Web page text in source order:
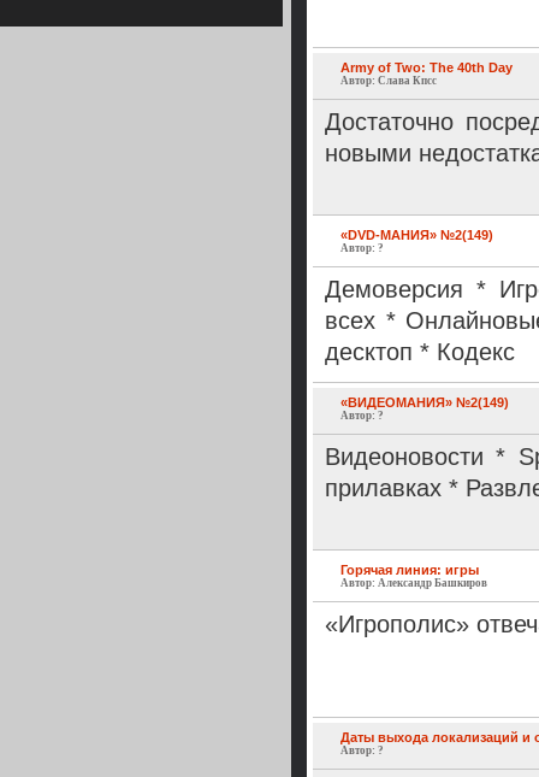
Army of Two: The 40th Day
Автор: Слава Кпсс
Достаточно
новыми
«DVD-МАНИЯ» №2(149)
Автор: ?
Демоверсия *
всех *
десктоп * Кодекс
«ВИДЕОМАНИЯ» №2(149)
Автор: ?
Видеоновости *
прилавках *
Горячая линия: игры
Автор: Александр Башкиров
«Игрополис»
Даты выхода локализаций и
Автор: ?